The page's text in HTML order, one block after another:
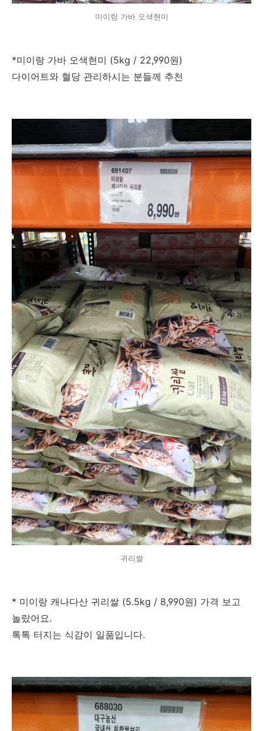
미이랑 가바 오색현미
*미이랑 가바 오색현미 (5kg / 22,990원)
다이어트와 혈당 관리하시는 분들께 추천
귀리쌀
* 미이랑 캐나다산 귀리쌀 (5.5kg / 8,990원) 가격 보고
놀랐어요.
톡톡 터지는 식감이 일품입니다.